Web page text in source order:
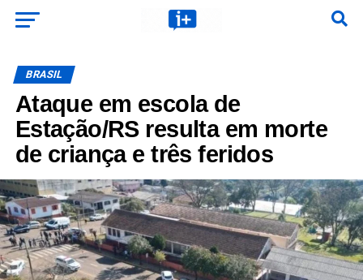
BRASIL
Ataque em escola de
Estação/RS resulta em morte
de criança e três feridos